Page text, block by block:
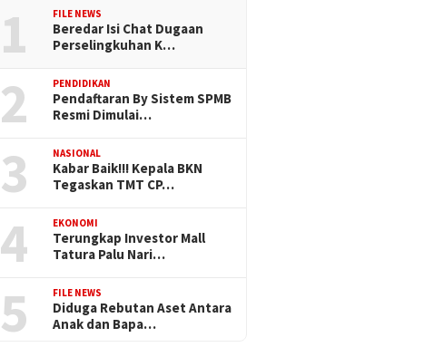
1 FILE NEWS
Beredar Isi Chat Dugaan
Perselingkuhan K…
2 PENDIDIKAN
Pendaftaran By Sistem SPMB
Resmi Dimulai…
3 NASIONAL
Kabar Baik!!! Kepala BKN
Tegaskan TMT CP…
4 EKONOMI
Terungkap Investor Mall
Tatura Palu Nari…
5 FILE NEWS
Diduga Rebutan Aset Antara
Anak dan Bapa…